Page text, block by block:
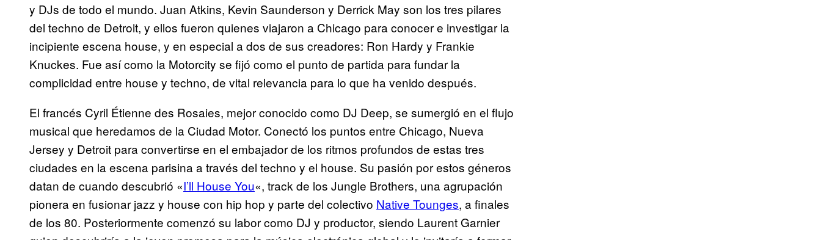
y DJs de todo el mundo. Juan Atkins, Kevin Saunderson y Derrick May son los tres pilares
del techno de Detroit, y ellos fueron quienes viajaron a Chicago para conocer e investigar la
incipiente escena house, y en especial a dos de sus creadores: Ron Hardy y Frankie
Knuckes. Fue así como la Motorcity se fijó como el punto de partida para fundar la
complicidad entre house y techno, de vital relevancia para lo que ha venido después.
El francés Cyril Étienne des Rosaies, mejor conocido como DJ Deep, se sumergió en el flujo
musical que heredamos de la Ciudad Motor. Conectó los puntos entre Chicago, Nueva
Jersey y Detroit para convertirse en el embajador de los ritmos profundos de estas tres
ciudades en la escena parisina a través del techno y el house. Su pasión por estos géneros
datan de cuando descubrió «I’ll House You«, track de los Jungle Brothers, una agrupación
pionera en fusionar jazz y house con hip hop y parte del colectivo Native Tounges, a finales
de los 80. Posteriormente comenzó su labor como DJ y productor, siendo Laurent Garnier